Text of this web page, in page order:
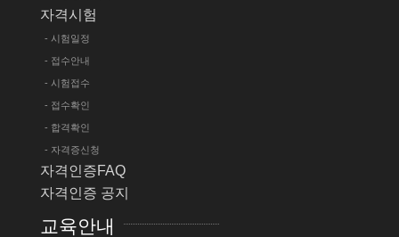
자격시험
- 시험일정
- 접수안내
- 시험접수
- 접수확인
- 합격확인
- 자격증신청
자격인증FAQ
자격인증 공지
교육안내